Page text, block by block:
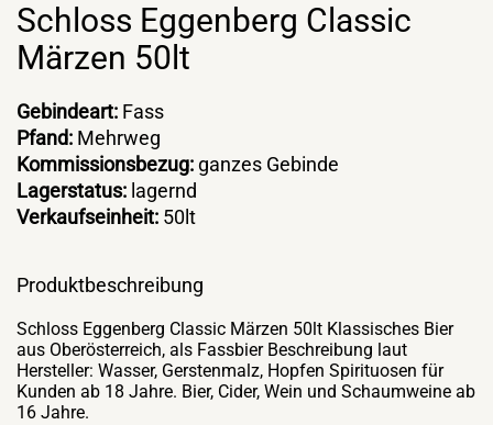
Schloss Eggenberg Classic
Märzen 50lt
Gebindeart: Fass
Pfand: Mehrweg
Kommissionsbezug: ganzes Gebinde
Lagerstatus: lagernd
Verkaufseinheit: 50lt
Produktbeschreibung
Schloss Eggenberg Classic Märzen 50lt Klassisches Bier
aus Oberösterreich, als Fassbier Beschreibung laut
Hersteller: Wasser, Gerstenmalz, Hopfen Spirituosen für
Kunden ab 18 Jahre. Bier, Cider, Wein und Schaumweine ab
16 Jahre.